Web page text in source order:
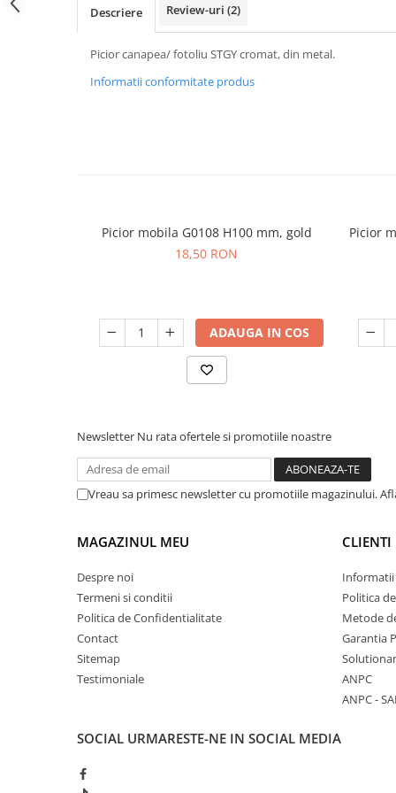
Descriere Review-uri (2)
Picior canapea/ fotoliu STGY cromat, din metal.
Informatii conformitate produs
Picior mobila G0108 H100 mm, gold
18,50 RON
ADAUGA IN COS
Picior
Newsletter Nu rata ofertele si promotiile noastre
Vreau sa primesc newsletter cu promotiile magazinului.
MAGAZINUL MEU
Despre noi
Termeni si conditii
Politica de Confidentialitate
Contact
Sitemap
Testimoniale
CLIENTI
Politica
Metode
Garantia
ANPC
ANPC -
SOCIAL URMARESTE-NE IN SOCIAL MEDIA